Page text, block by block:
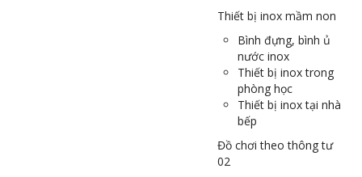
Thiết bị inox mầm non
Bình đựng, bình ủ
nước inox
Thiết bị inox trong
phòng học
Thiết bị inox tại nhà
bếp
Đồ chơi theo thông tư
02